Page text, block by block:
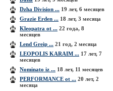
Dzha Division ... 19 лет, 6 месяцев
Grazie Erden ... 18 лет, 3 месяца
Kleopatra ot ... 22 года, 8
месяцев
Lend Greip ... 21 год, 2 месяца
LEOPOLIS KARAIM ... 17 лет, 7
месяцев
Nominato iz ... 18 лет, 11 месяцев
PERFORMANCE ot ... 20 лет, 2
месяца